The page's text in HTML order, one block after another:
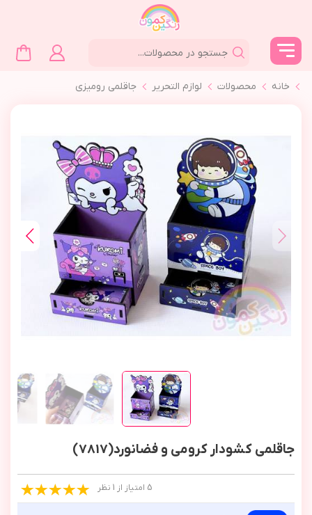
خانه محصولات لوازم التحرير جاقلمي روميزي
جاقلمی کشودار کرومی و فضانورد(7817)
5 امتیاز از 1 نظر